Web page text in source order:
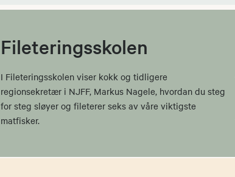
Fileteringsskolen
I Fileteringsskolen viser kokk og tidligere
regionsekretær i NJFF, Markus Nagele, hvordan du steg
for steg sløyer og fileterer seks av våre viktigste
matfisker.